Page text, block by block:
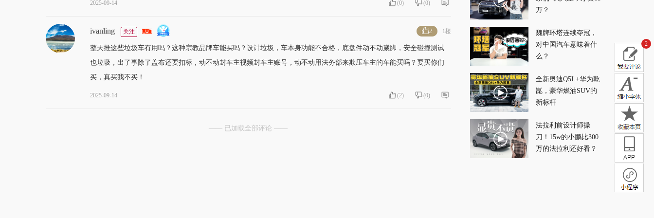
2025-09-14 (0) (0)
ivanling 关注 1楼
2
整天推这些垃圾车有用吗？这种宗教品牌车能买吗？设计垃圾，车本身功能不合格，底盘件动不动崴脚，安全碰撞测试
也垃圾，出了事除了盖布还要扣标，动不动封车主视频封车主账号，动不动用法务部来欺压车主的车能买吗？要买你们
买，真买我不买！
2025-09-14 (2) (0)
—— 已加载全部评论 ——
万？
魏牌环塔连续夺冠，
对中国汽车意味着什
么？
全新奥迪Q5L+华为乾
崑，豪华燃油SUV的
新标杆
法拉利前设计师操
刀！15w的小鹏比300
万的法拉利还好看？
2